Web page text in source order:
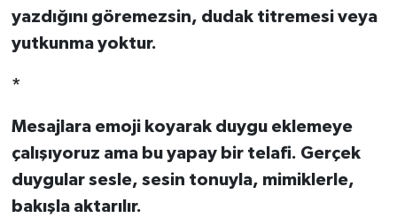
yazdığını göremezsin, dudak titremesi veya
yutkunma yoktur.
*
Mesajlara emoji koyarak duygu eklemeye
çalışıyoruz ama bu yapay bir telafi. Gerçek
duygular sesle, sesin tonuyla, mimiklerle,
bakışla aktarılır.